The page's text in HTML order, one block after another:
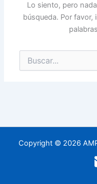
Lo siento, pero
búsqueda. Por favor,
por:
Copyright © 2026